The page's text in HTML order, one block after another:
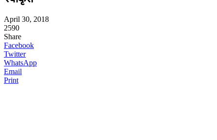
April 30, 2018
2590
Share
Facebook
Twitter
WhatsApp
Email
Print